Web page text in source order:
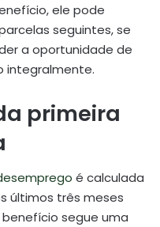
ele pode
seguintes, se
a oportunidade de
integralmente.
primeira
é calculada
últimos três meses
segue uma